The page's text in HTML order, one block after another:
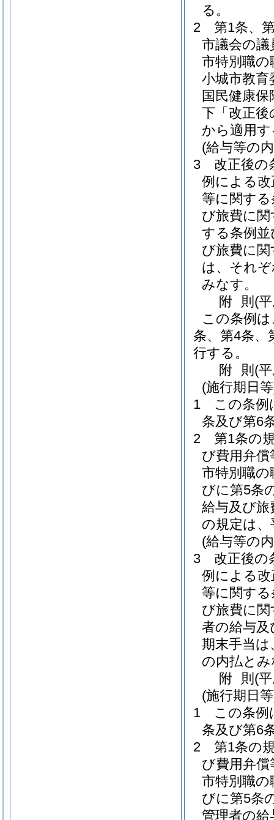
る。
2
第1条、
市議会の議
市特別職
小城市教育
国民健康
下「改正
から適用
(給与等の
3
改正後の
例による
等に関す
び旅費に
する条例並
び旅費に
は、それ
みなす。
附 則 (
この条例
条、第4条、
行する。
附 則 (
(施行期日
1
この条例
条及び第6
2
第1条の
び費用弁
市特別職
びに第5条
給与及び
の規定は
(給与等の
3
改正後の
例による
等に関す
び旅費に
者の給与
期末手当
の内払と
附 則 (
(施行期日
1
この条例
条及び第6
2
第1条の
び費用弁
市特別職
びに第5条
管理者の